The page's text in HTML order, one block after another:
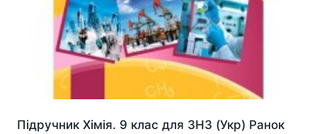
Підручник Хімія. 9 клас для ЗНЗ (Укр) Ранок